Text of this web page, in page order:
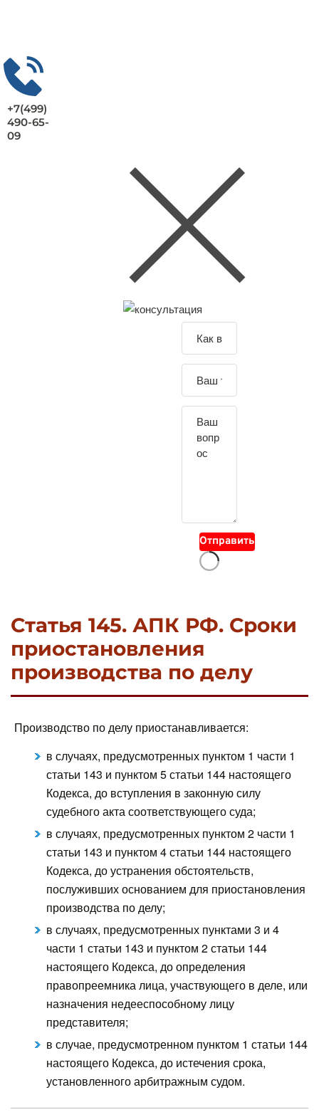
+7(499)
490-65-
09
Отправить
Статья 145. АПК РФ. Сроки
приостановления
производства по делу
Производство по делу приостанавливается:
в случаях, предусмотренных пунктом 1 части 1
статьи 143 и пунктом 5 статьи 144 настоящего
Кодекса, до вступления в законную силу
судебного акта соответствующего суда;
в случаях, предусмотренных пунктом 2 части 1
статьи 143 и пунктом 4 статьи 144 настоящего
Кодекса, до устранения обстоятельств,
послуживших основанием для приостановления
производства по делу;
в случаях, предусмотренных пунктами 3 и 4
части 1 статьи 143 и пунктом 2 статьи 144
настоящего Кодекса, до определения
правопреемника лица, участвующего в деле, или
назначения недееспособному лицу
представителя;
в случае, предусмотренном пунктом 1 статьи 144
настоящего Кодекса, до истечения срока,
установленного арбитражным судом.